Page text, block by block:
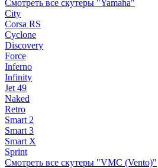
Смотреть все скутеры "Yamaha"
City
Corsa RS
Cyclone
Discovery
Force
Inferno
Infinity
Jet 49
Naked
Retro
Smart 2
Smart 3
Smart X
Sprint
Смотреть все скутеры "VMC (Vento)"